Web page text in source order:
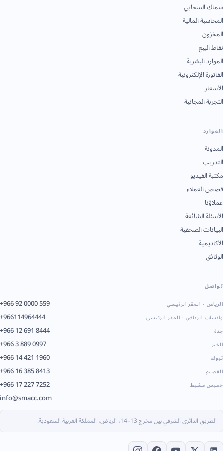
سماك السحابي
المحاسبة المالية
المخزون
نقاط البيع
الموارد البشرية
الفاتورة الإلكترونية
الأسعار
التجربة المجانية
الموارد
المدونة
التدريب
مكتبة الفيديو
قصص العملاء
عملاؤنا
الأسئلة الشائعة
البيانات الصحفية
الأكاديمية
الوثائق
تواصل
+966 92 0000 559 الرياض - المقر الرئيسي
+966114964444 واتساب الرياض - المقر الرئيسي
+966 12 691 8444 جدة
+966 3 889 0997 الخبر
+966 14 421 1960 تبوك
+966 16 385 8413 القصيم
+966 17 227 7252 خميس مشيط
info@smacc.com
الطريق الدائري الشرقي بين مخرج 13–14، الرياض، المملكة العربية السعودية.